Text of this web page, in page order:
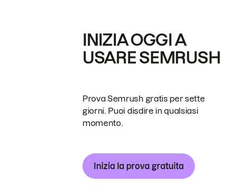
INIZIA OGGI A
USARE SEMRUSH
Prova Semrush gratis per sette
giorni. Puoi disdire in qualsiasi
momento.
Inizia la prova gratuita